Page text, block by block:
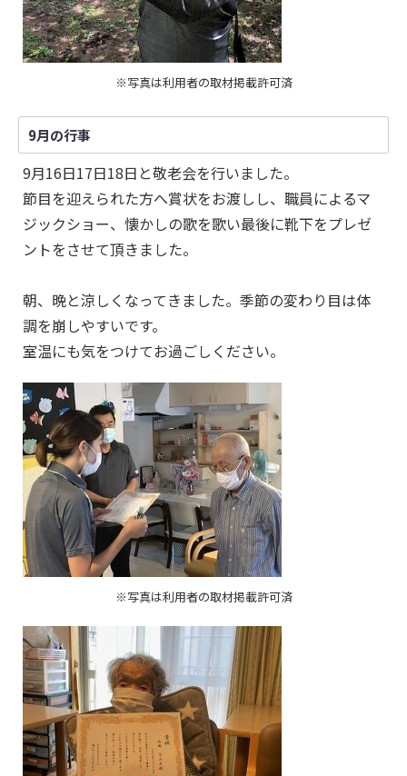
※写真は利用者の取材掲載許可済
9月の行事
9月16日17日18日と敬老会を行いました。
節目を迎えられた方へ賞状をお渡しし、職員によるマ
ジックショー、懐かしの歌を歌い最後に靴下をプレゼ
ントをさせて頂きました。
朝、晩と涼しくなってきました。季節の変わり目は体
調を崩しやすいです。
室温にも気をつけてお過ごしください。
※写真は利用者の取材掲載許可済